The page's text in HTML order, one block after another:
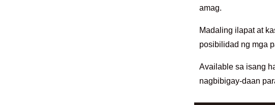
amag.
Madaling ilapat at
posibilidad ng mga
Available sa isang
nagbibigay-daan